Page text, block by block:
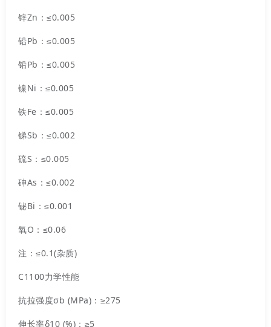
锌Zn：≤0.005
铅Pb：≤0.005
铅Pb：≤0.005
镍Ni：≤0.005
铁Fe：≤0.005
锑Sb：≤0.002
硫S：≤0.005
砷As：≤0.002
铋Bi：≤0.001
氧O：≤0.06
注：≤0.1(杂质)
C1100力学性能
抗拉强度σb (MPa)：≥275
伸长率δ10 (%)：≥5